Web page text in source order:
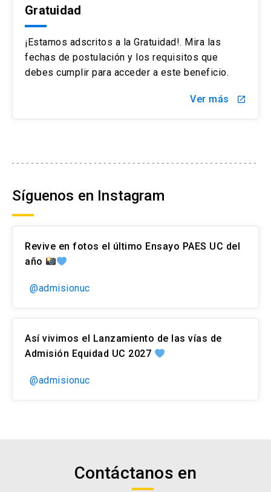
Gratuidad
¡Estamos adscritos a la Gratuidad!. Mira las
fechas de postulación y los requisitos que
debes cumplir para acceder a este beneficio.
Ver más launch
Síguenos en Instagram
Revive en fotos el último Ensayo PAES UC del
año
@admisionuc
Así vivimos el Lanzamiento de las vías de
Admisión Equidad UC 2027
@admisionuc
Contáctanos en